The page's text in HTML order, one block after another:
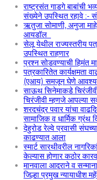
राष्ट्रसंत गाडगे बाबांची
संख्येने उपस्थित रहावे :-
ऋतुजा सोमाणी, अनुजा
आयडॉल
सेलू येथील राज्यस्तरीय
उपस्थित राहणार
प्रश्न सोडवण्याची हिमंत
पत्रकारितेत कार्यक्षमता
(एआय) समजून घेणे
साऊथ सिनेमाकडे
चिरंजीवी म्हणजे आपल्या
शरदचंद्र पवार यांचा
सामाजिक व धार्मिक ग्रंथ
देहुरोड रेल्वे प्रवासी
काढण्यात आला
स्मार्ट सारथीवरील
केल्यास होणार कठोर
मानवाला आदराने व
जिल्हा प्रमुख न्यायाधीश